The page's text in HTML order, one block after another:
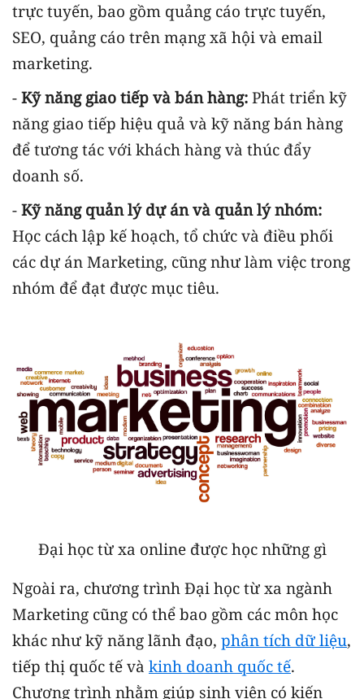
trực tuyến, bao gồm quảng cáo trực tuyến,
SEO, quảng cáo trên mạng xã hội và email
marketing.
- Kỹ năng giao tiếp và bán hàng: Phát triển kỹ
năng giao tiếp hiệu quả và kỹ năng bán hàng
để tương tác với khách hàng và thúc đẩy
doanh số.
- Kỹ năng quản lý dự án và quản lý nhóm:
Học cách lập kế hoạch, tổ chức và điều phối
các dự án Marketing, cũng như làm việc trong
nhóm để đạt được mục tiêu.
Đại học từ xa online được học những gì
Ngoài ra, chương trình Đại học từ xa ngành
Marketing cũng có thể bao gồm các môn học
khác như kỹ năng lãnh đạo, phân tích dữ liệu,
tiếp thị quốc tế và kinh doanh quốc tế.
Chương trình nhằm giúp sinh viên có kiến